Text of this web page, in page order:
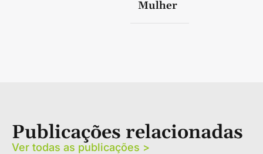
Mulher
Publicações relacionadas
Ver todas as publicações >